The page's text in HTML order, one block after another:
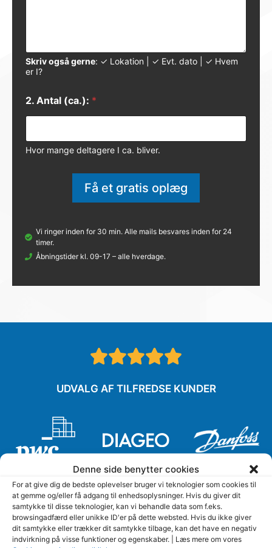
Denne side benytter cookies
For at give dig de bedste oplevelser bruger vi teknologier som cookies til
at gemme og/eller få adgang til enhedsoplysninger. Hvis du giver dit
samtykke til disse teknologier, kan vi behandle data som f.eks.
browsingadfærd eller unikke ID'er på dette websted. Hvis du ikke giver
dit samtykke eller trækker dit samtykke tilbage, kan det have en negativ
indvirkning på visse funktioner og egenskaber. | Læs mere om vores
Skriv også gerne: ✓ Lokation | ✓ Evt. dato | ✓ Hvem
er I?
2. Antal (ca.): *
Hvor mange deltagere I ca. bliver.
Få et gratis oplæg
Vi ringer inden for 30 min. Alle mails besvares inden for 24
timer.
Åbningstider kl. 09-17 – alle hverdage.
UDVALG AF TILFREDSE KUNDER